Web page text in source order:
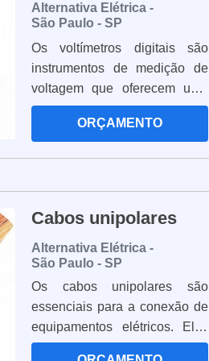
Alternativa Elétrica -
São Paulo - SP
Os voltímetros digitais são
instrumentos de medição de
voltagem que oferecem uma
leitura precisa e confiável.
Estes dispositivos são usados
que os usuários verifiquem se
os circuitos estão funcionando
corretamente. Os voltímetros
digitais são muito fáceis de
usar e oferecem uma leitura
clara e precisa. Além disso,
eles são muito compactos e
leves, o que os torna ideais
ORÇAMENTO
Cabos unipolares
Alternativa Elétrica -
São Paulo - SP
Os cabos unipolares são
essenciais para a conexão de
equipamentos elétricos. Eles
são usados para transmitir